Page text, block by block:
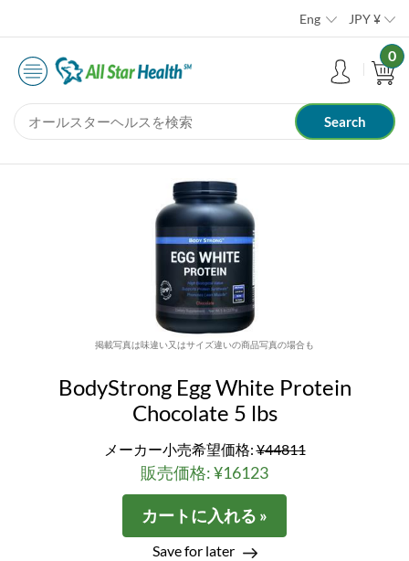
Eng JPY¥
0
掲載写真は味違い又はサイズ違いの商品写真の場合も
BodyStrong Egg White Protein
Chocolate 5 lbs
メーカー小売希望価格:¥44811
販売価格: ¥16123
カートに入れる »
Save for later